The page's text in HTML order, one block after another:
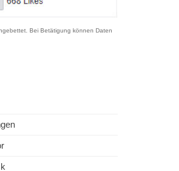
Bei Betätigung können Daten